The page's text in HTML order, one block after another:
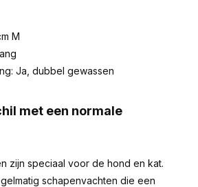
M
Ja, dubbel gewassen
met een normale
zijn speciaal voor de hond en kat.
schapenvachten die een